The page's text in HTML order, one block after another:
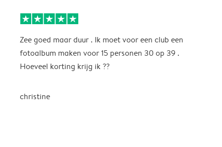
Zee goed maar duur . Ik moet voor een club een
fotoalbum maken voor 15 personen 30 op 39 .
Hoeveel korting krijg ik ??
christine